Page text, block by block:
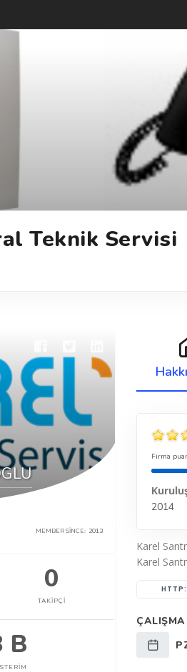
Teknik Servisi
MEMBER SINCE: 2013
0
TAKIPÇI
B
Firma
2014
Karel
Karel